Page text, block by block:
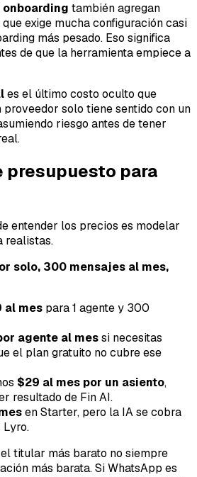
también agregan
exige mucha configuración casi
más pesado. Eso significa
de que la herramienta empiece a
es el último costo oculto que
proveedor solo tiene sentido con un
riesgo antes de tener
presupuesto para
entender los precios es modelar
realistas.
solo, 300 mensajes al mes,
al mes para 1 agente y 300
agente al messi necesitas
el plan gratuito no cubre ese
$29 al mes por un asiento,
resultado de Fin AI.
en Starter, pero la IA se cobra
Lyro.
titular más barato no siempre
más barata. Si WhatsApp es